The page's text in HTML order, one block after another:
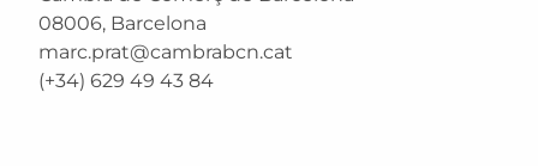
08006, Barcelona
marc.prat@cambrabcn.cat
(+34) 629 49 43 84